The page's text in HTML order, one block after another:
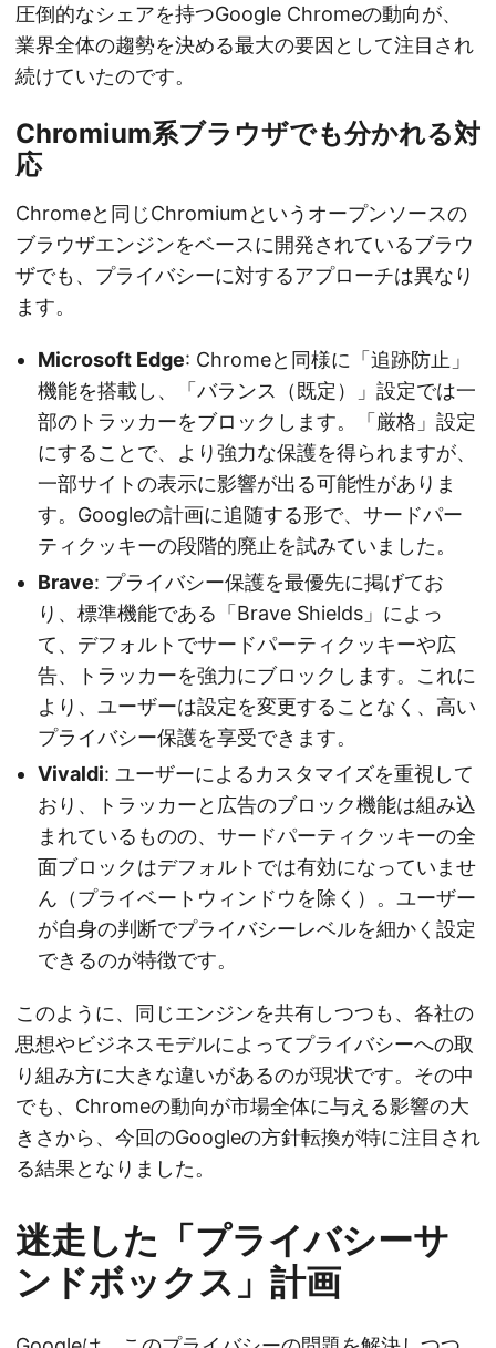
圧倒的なシェアを持つGoogle Chromeの動向が、
業界全体の趨勢を決める最大の要因として注目され
続けていたのです。
Chromium系ブラウザでも分かれる対
応
Chromeと同じChromiumというオープンソースの
ブラウザエンジンをベースに開発されているブラウ
ザでも、プライバシーに対するアプローチは異なり
ます。
Microsoft Edge: Chromeと同様に「追跡防止」
機能を搭載し、「バランス（既定）」設定では一
部のトラッカーをブロックします。「厳格」設定
にすることで、より強力な保護を得られますが、
一部サイトの表示に影響が出る可能性がありま
す。Googleの計画に追随する形で、サードパー
ティクッキーの段階的廃止を試みていました。
Brave: プライバシー保護を最優先に掲げてお
り、標準機能である「Brave Shields」によっ
て、デフォルトでサードパーティクッキーや広
告、トラッカーを強力にブロックします。これに
より、ユーザーは設定を変更することなく、高い
プライバシー保護を享受できます。
Vivaldi: ユーザーによるカスタマイズを重視して
おり、トラッカーと広告のブロック機能は組み込
まれているものの、サードパーティクッキーの全
面ブロックはデフォルトでは有効になっていませ
ん（プライベートウィンドウを除く）。ユーザー
が自身の判断でプライバシーレベルを細かく設定
できるのが特徴です。
このように、同じエンジンを共有しつつも、各社の
思想やビジネスモデルによってプライバシーへの取
り組み方に大きな違いがあるのが現状です。その中
でも、Chromeの動向が市場全体に与える影響の大
きさから、今回のGoogleの方針転換が特に注目され
る結果となりました。
迷走した「プライバシーサ
ンドボックス」計画